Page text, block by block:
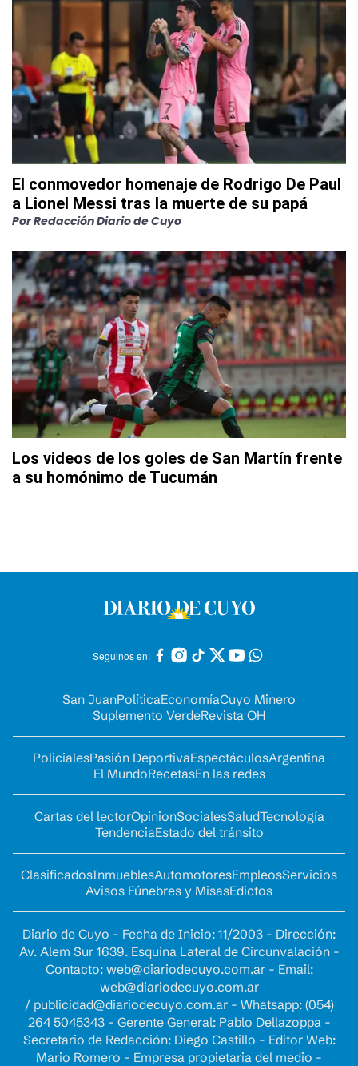
El conmovedor homenaje de Rodrigo De Paul
a Lionel Messi tras la muerte de su papá
PorRedacción Diario de Cuyo
Los videos de los goles de San Martín frente
a su homónimo de Tucumán
Seguinos en:
San JuanPolíticaEconomíaCuyo Minero
Suplemento VerdeRevista OH
PolicialesPasión DeportivaEspectáculosArgentina
El MundoRecetasEn las redes
Cartas del lectorOpinionSocialesSaludTecnología
TendenciaEstado del tránsito
ClasificadosInmueblesAutomotoresEmpleosServicios
Avisos Fúnebres y MisasEdictos
Diario de Cuyo - Fecha de Inicio: 11/2003 - Dirección:
Av. Alem Sur 1639. Esquina Lateral de Circunvalación -
Contacto: web@diariodecuyo.com.ar- Email:
web@diariodecuyo.com.ar
/ publicidad@diariodecuyo.com.ar- Whatsapp: (054)
264 5045343 - Gerente General: Pablo Dellazoppa -
Secretario de Redacción: Diego Castillo - Editor Web:
Mario Romero - Empresa propietaria del medio -